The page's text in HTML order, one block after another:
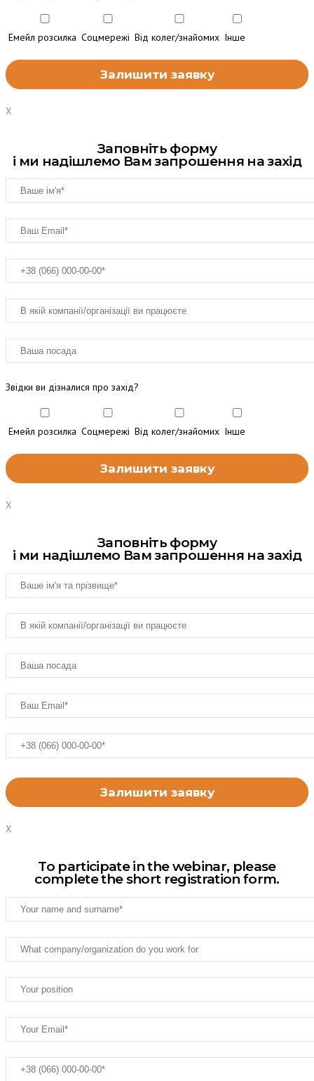
Емейл розсилка Соцмережі Від колег/знайомих Інше
X
Заповніть форму
і ми надішлемо Вам запрошення на захід
Звідки ви дізналися про захід?
Емейл розсилка Соцмережі Від колег/знайомих Інше
X
Заповніть форму
і ми надішлемо Вам запрошення на захід
X
To participate in the webinar, please
complete the short registration form.